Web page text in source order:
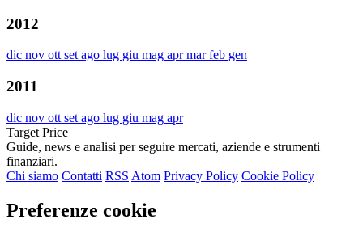
2012
dic nov ott set ago lug giu mag aprmarfeb gen
2011
dic nov ott set ago lug giu mag apr
Target Price
Guide, news e analisi per seguire mercati, aziende e strumenti
finanziari.
Chi siamo Contatti RSS Atom Privacy Policy Cookie Policy
Preferenze cookie